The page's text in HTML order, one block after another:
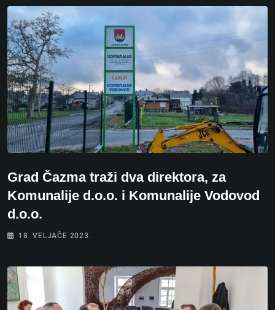
Grad Čazma traži dva direktora, za
Komunalije d.o.o. i Komunalije Vodovod
d.o.o.
18. VELJAČE 2023.